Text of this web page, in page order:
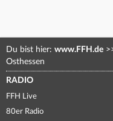
Du bist hier: www.FFH.de
Osthessen
RADIO
FFH Live
80er Radio